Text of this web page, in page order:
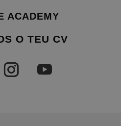
ACADEMY
O TEU CV